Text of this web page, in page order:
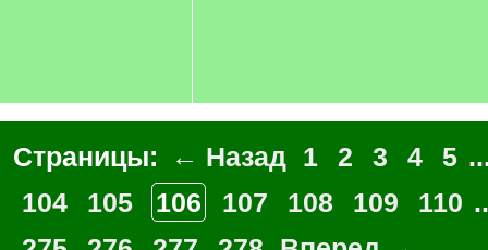
Страницы: ← Назад 1 2 3 4 5
104
105 106 107 108 109 110